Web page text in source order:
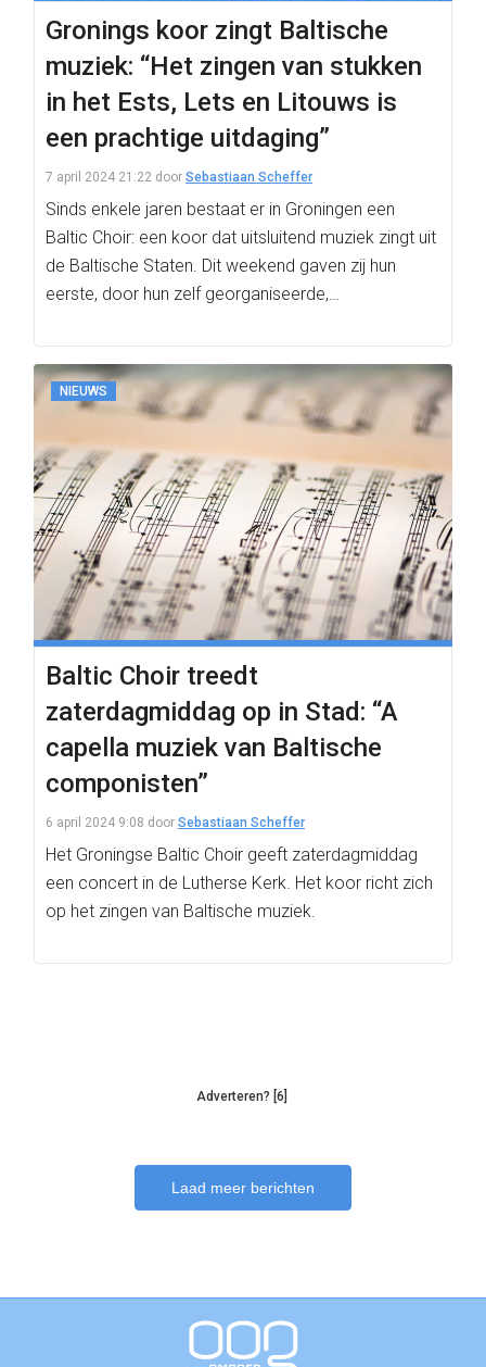
Gronings koor zingt Baltische
muziek: “Het zingen van stukken
in het Ests, Lets en Litouws is
een prachtige uitdaging”
7 april 2024 21:22 door Sebastiaan Scheffer
Sinds enkele jaren bestaat er in Groningen een
Baltic Choir: een koor dat uitsluitend muziek zingt uit
de Baltische Staten. Dit weekend gaven zij hun
eerste, door hun zelf georganiseerde,…
NIEUWS
Baltic Choir treedt
zaterdagmiddag op in Stad: “A
capella muziek van Baltische
componisten”
6 april 2024 9:08 door Sebastiaan Scheffer
Het Groningse Baltic Choir geeft zaterdagmiddag
een concert in de Lutherse Kerk. Het koor richt zich
op het zingen van Baltische muziek.
Adverteren? [6]
Laad meer berichten